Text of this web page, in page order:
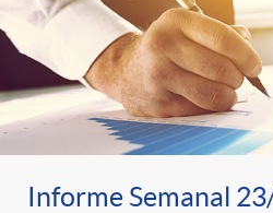
Informe Semanal